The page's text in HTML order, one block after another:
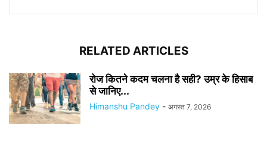
RELATED ARTICLES
रोज कितने कदम चलना है सही? उम्र के हिसाब
से जानिए...
Himanshu Pandey - अगस्त 7, 2026